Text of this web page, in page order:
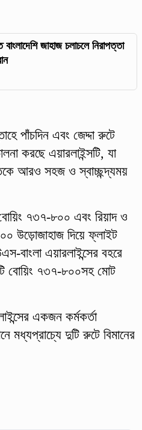
জাহাজ চলাচলে নিরাপত্তা
পাঁচদিন এবং জেদ্দা রুটে
করছে এয়ারলাইন্সটি, যা
আরও সহজ ও স্বাচ্ছন্দ্যময়
৭৩৭-৮০০ এবং রিয়াদ ও
উড়োজাহাজ দিয়ে ফ্লাইট
বাংলা এয়ারলাইন্সের বহরে
বোয়িং ৭৩৭-৮০০সহ মোট
একজন কর্মকর্তা
মধ্যপ্রাচ্যে দুটি রুটে বিমানের